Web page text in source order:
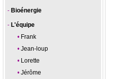
Bioénergie
L'équipe
Frank
Jean-loup
Lorette
Jérôme